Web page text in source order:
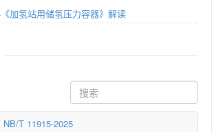
加氢站用储氢压力容器》解读
NB/T 11915-2025